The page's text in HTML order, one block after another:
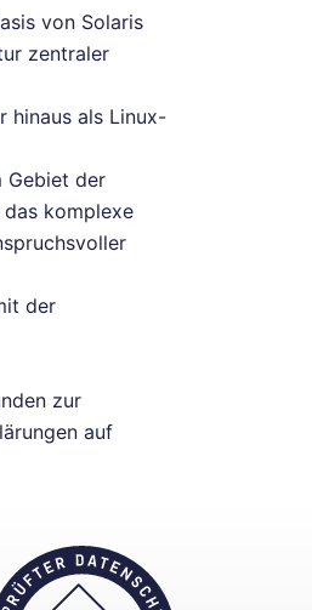
von Solaris
zentraler
hinaus als Linux-
Gebiet der
komplexe
der
zur
auf